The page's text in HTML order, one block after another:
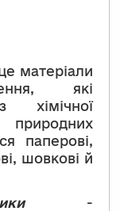
матеріали
які
хімічної
паперові,
шовкові й
-